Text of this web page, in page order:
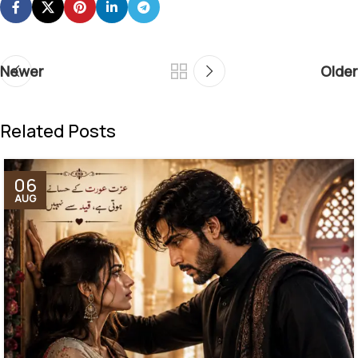
Newer Older
Related Posts
06
AUG